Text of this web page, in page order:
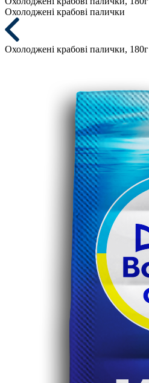
Охолоджені крабові палички
Охолоджені крабові палички, 180г